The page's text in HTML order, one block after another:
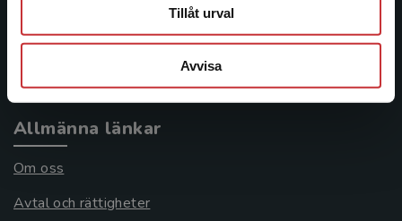
Tillåt urval
Avvisa
Köpvillkor
Allmänna länkar
Om oss
Avtal och rättigheter